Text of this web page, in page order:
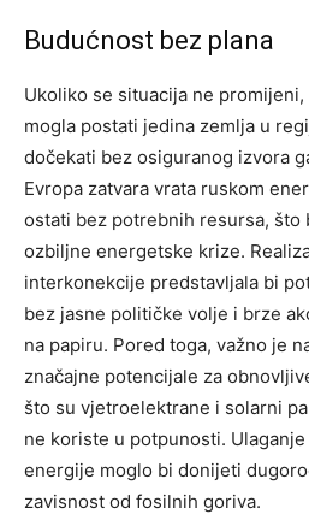
Budućnost bez plana
Ukoliko se situacija ne
mogla postati jedina zemlja u
dočekati bez osiguranog izvora
Evropa zatvara vrata ruskom
ostati bez potrebnih resursa, što
ozbiljne energetske krize.
interkonekcije predstavljala bi
bez jasne političke volje i brze
na papiru. Pored toga, važno je
značajne potencijale za
što su vjetroelektrane i solarni
ne koriste u potpunosti.
energije moglo bi donijeti
zavisnost od fosilnih goriva.